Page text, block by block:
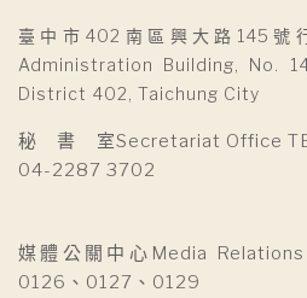
臺中市402南區興大路145號
Administration Building, No.
District 402, Taichung City
秘 書 室Secretariat Office
04-2287 3702
媒體公關中心Media
0126、0127、0129